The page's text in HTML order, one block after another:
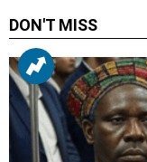
DON'T MISS